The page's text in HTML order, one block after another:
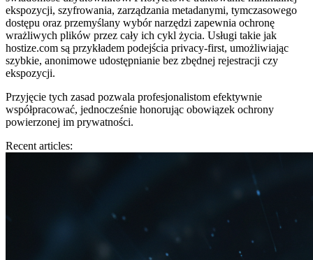
ekspozycji, szyfrowania, zarządzania metadanymi, tymczasowego
dostępu oraz przemyślany wybór narzędzi zapewnia ochronę
wrażliwych plików przez cały ich cykl życia. Usługi takie jak
hostize.com są przykładem podejścia privacy-first, umożliwiając
szybkie, anonimowe udostępnianie bez zbędnej rejestracji czy
ekspozycji.
Przyjęcie tych zasad pozwala profesjonalistom efektywnie
współpracować, jednocześnie honorując obowiązek ochrony
powierzonej im prywatności.
Recent articles: